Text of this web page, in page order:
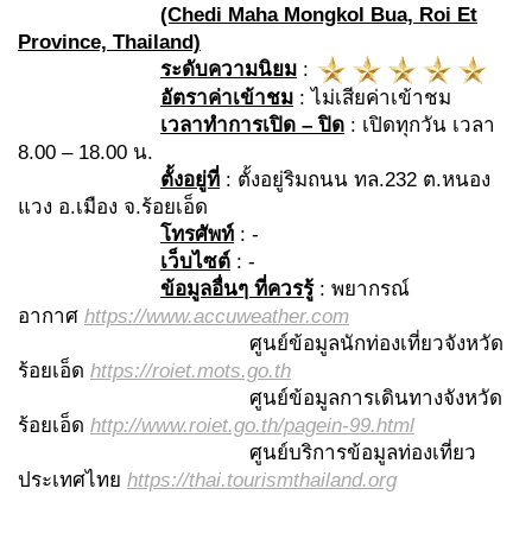
(Chedi Maha Mongkol Bua, Roi Et
Province, Thailand)
ระดับความนิยม :
อัตราค่าเข้าชม : ไม่เสียค่าเข้าชม
เวลาทำการเปิด – ปิด : เปิดทุกวัน เวลา
8.00 – 18.00 น.
ตั้งอยู่ที่ : ตั้งอยู่ริมถนน ทล.232 ต.หนอง
แวง อ.เมือง จ.ร้อยเอ็ด
โทรศัพท์ : -
เว็บไซต์ : -
ข้อมูลอื่นๆ ที่ควรรู้: พยากรณ์
อากาศ https://www.accuweather.com
ศูนย์ข้อมูลนักท่องเที่ยวจังหวัด
ร้อยเอ็ด https://roiet.mots.go.th
ศูนย์ข้อมูลการเดินทางจังหวัด
ร้อยเอ็ด http://www.roiet.go.th/pagein-99.html
ศูนย์บริการข้อมูลท่องเที่ยว
ประเทศไทย https://thai.tourismthailand.org